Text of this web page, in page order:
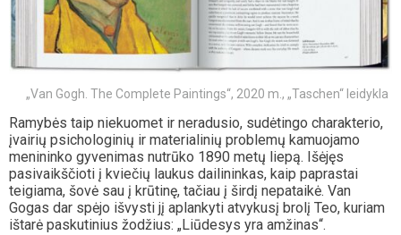
„Van Gogh. The Complete Paintings“, 2020 m., „Taschen“ leidykla
Ramybės taip niekuomet ir neradusio, sudėtingo charakterio,
įvairių psichologinių ir materialinių problemų kamuojamo
menininko gyvenimas nutrūko 1890 metų liepą. Išėjęs
pasivaikščioti į kviečių laukus dailininkas, kaip paprastai
teigiama, šovė sau į krūtinę, tačiau į širdį nepataikė. Van
Gogas dar spėjo išvysti jį aplankyti atvykusį brolį Teo, kuriam
ištarė paskutinius žodžius: „Liūdesys yra amžinas“.